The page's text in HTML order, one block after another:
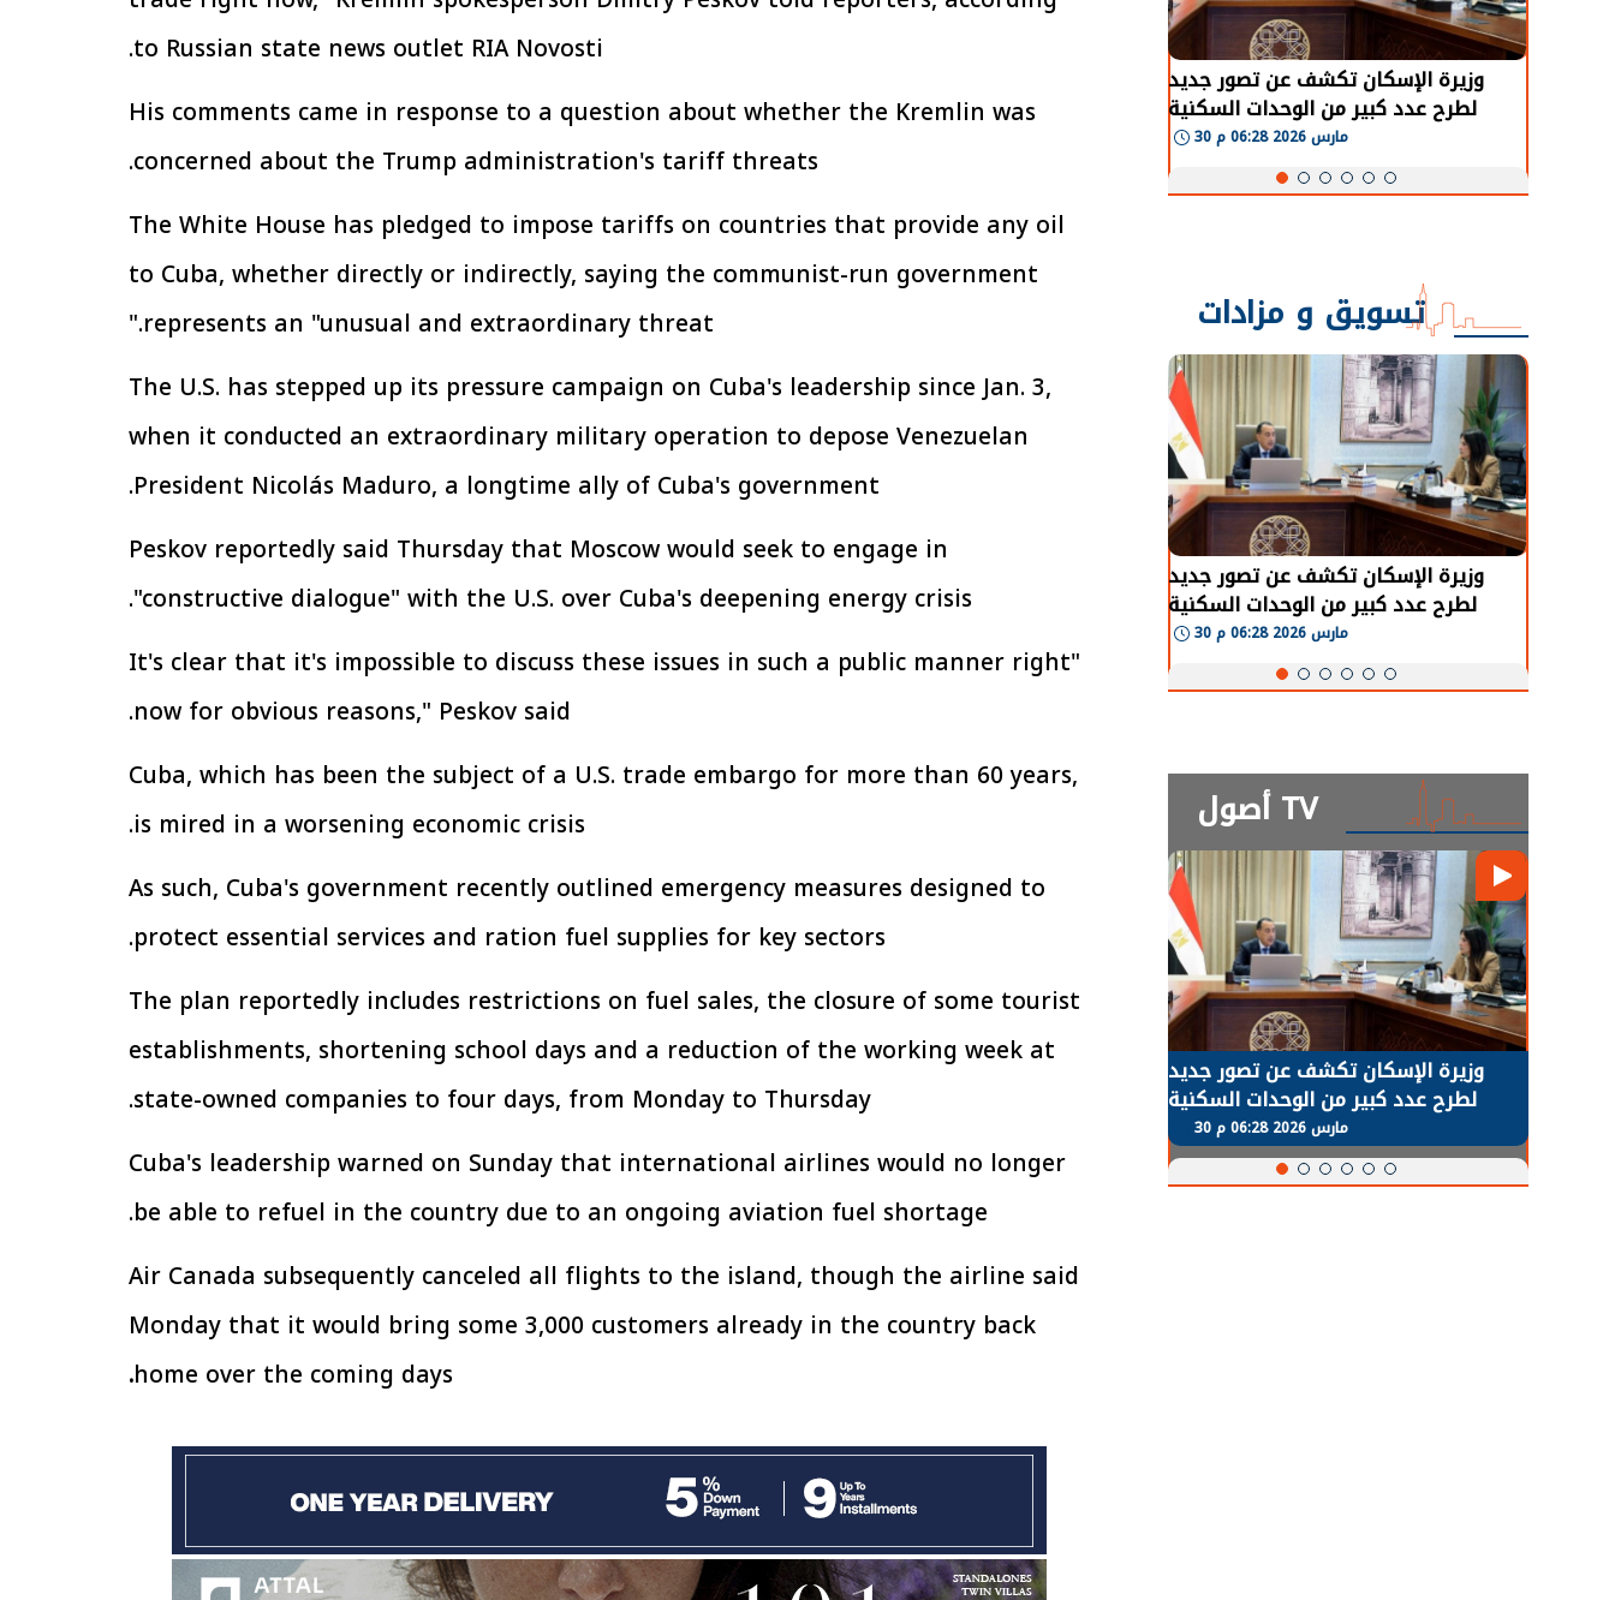
to Russian state news outlet RIA Novosti.
His comments came in response to a question about whether the Kremlin was
concerned about the Trump administration's tariff threats.
The White House has pledged to impose tariffs on countries that provide any oil
to Cuba, whether directly or indirectly, saying the communist-run government
represents an "unusual and extraordinary threat."
The U.S. has stepped up its pressure campaign on Cuba's leadership since Jan. 3,
when it conducted an extraordinary military operation to depose Venezuelan
President Nicolás Maduro, a longtime ally of Cuba's government.
Peskov reportedly said Thursday that Moscow would seek to engage in
"constructive dialogue" with the U.S. over Cuba's deepening energy crisis.
"It's clear that it's impossible to discuss these issues in such a public manner right
now for obvious reasons," Peskov said.
Cuba, which has been the subject of a U.S. trade embargo for more than 60 years,
is mired in a worsening economic crisis.
As such, Cuba's government recently outlined emergency measures designed to
protect essential services and ration fuel supplies for key sectors.
The plan reportedly includes restrictions on fuel sales, the closure of some tourist
establishments, shortening school days and a reduction of the working week at
state-owned companies to four days, from Monday to Thursday.
Cuba's leadership warned on Sunday that international airlines would no longer
be able to refuel in the country due to an ongoing aviation fuel shortage.
Air Canada subsequently canceled all flights to the island, though the airline said
Monday that it would bring some 3,000 customers already in the country back
home over the coming days
.
الاقتصاد العالمي وأسعار الوقود حال بتنفيذ التوجيهات الرئاسية بطرح وحدات
سكنية بالإيجار للمواطنين
واسع.. والبترول: مصر تعزز مكانتها
وزيرة الإسكان تكشف عن تصور جديد
لطرح عدد كبير من الوحدات السكنية
بنظام الإيجار 30 مارس 2026 06:28 م
تسويق و مزادات
الرئيس السيسي: تداعيات خطيرة على
الاقتصاد العالمي وأسعار الوقود حال
رئيس الوزراء يتابع الإجراءات الخاصة
بتنفيذ التوجيهات الرئاسية بطرح وحدات
افتتاح «إيجبس 2026» بحضور دولي
واسع.. والبترول: مصر تعزز مكانتها
وزيرة الإسكان تكشف عن تصور جديد
لطرح عدد كبير من الوحدات السكنية
بنظام الإيجار 30 مارس 2026 06:28 م
أصول TV
الرئيس السيسي: تداعيات خطيرة على
الاقتصاد العالمي وأسعار الوقود حال
رئيس الوزراء يتابع الإجراءات الخاصة
بتنفيذ التوجيهات الرئاسية بطرح وحدات واسع.. والبترول: مصر تعزز مكانتها
وزيرة الإسكان تكشف عن تصور جديد
لطرح عدد كبير من الوحدات السكنية
بنظام الإيجار 30 مارس 2026 06:28 م